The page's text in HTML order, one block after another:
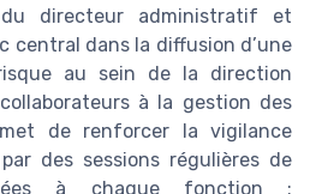
directeur administratif et
central dans la diffusion d’une
au sein de la direction
à la gestion des
de renforcer la vigilance
des sessions régulières de
à chaque fonction :